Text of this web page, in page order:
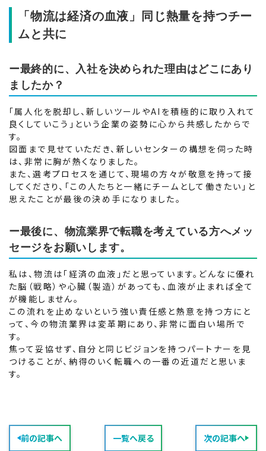
「物流は経済の血液」同じ熱量を持つチー
ムと共に
ー最終的に、入社を決められた理由はどこにあり
ましたか？
「属人化を脱却し、新しいツールやAIを積極的に取り入れて
良くしていこう」という企業の姿勢に心から共感したからで
す。
図面まで見せていただき、新しいセンターの構想を伺った時
は、非常に胸が熱くなりました。
また、選考プロセスを通じて、現場の方々が敬意を持って接
してくださり、「この人たちと一緒にチームとして働きたい」と
思えたことが最後の決め手になりました。
ー最後に、物流業界で転職を考えている方へメッ
セージをお願いします。
私は、物流は「経済の血液」だと思っています。どんなに優れ
た脳（戦略）や心臓（製造）があっても、血液が止まれば全て
が機能しません。
この流れを止めないという強い責任感と熱意を持つ方にと
って、今の物流業界は変革期にあり、非常に面白い場所で
す。
焦って妥協せず、自分と同じビジョンを持つパートナーを見
つけることが、納得のいく転職への一番の近道だと思いま
す。
前の記事へ 一覧へ戻る 次の記事へ